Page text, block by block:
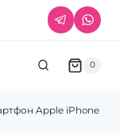
0
Apple iPhone